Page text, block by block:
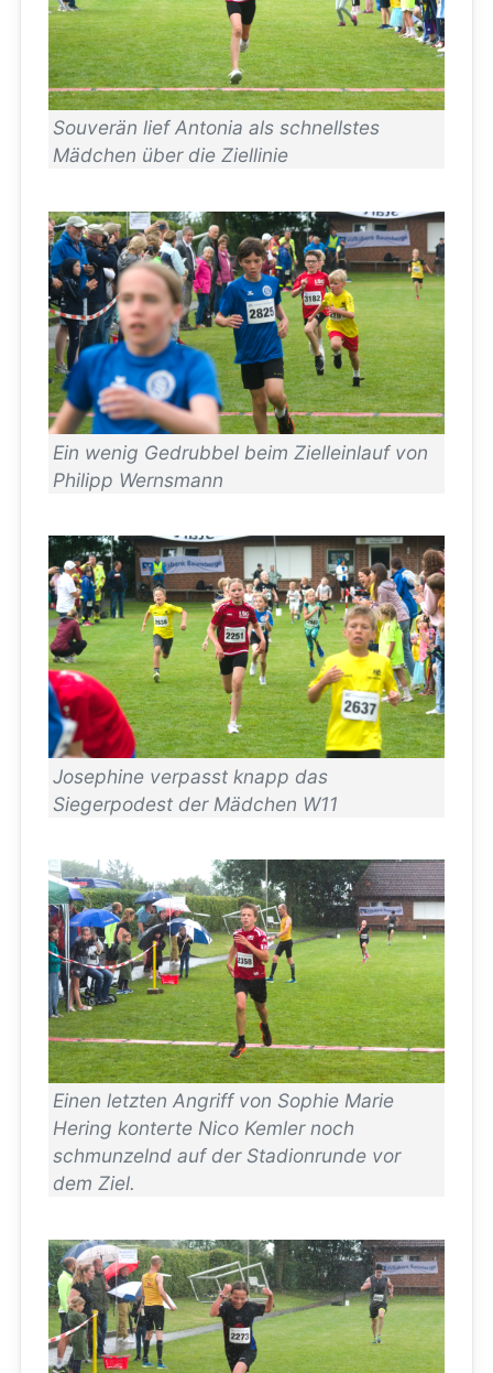
Souverän lief Antonia als schnellstes
Mädchen über die Ziellinie
Ein wenig Gedrubbel beim Zielleinlauf von
Philipp Wernsmann
Josephine verpasst knapp das
Siegerpodest der Mädchen W11
Einen letzten Angriff von Sophie Marie
Hering konterte Nico Kemler noch
schmunzelnd auf der Stadionrunde vor
dem Ziel.